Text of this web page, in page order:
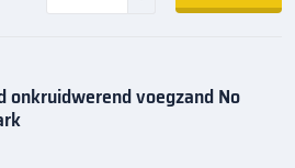
onkruidwerend voegzand No